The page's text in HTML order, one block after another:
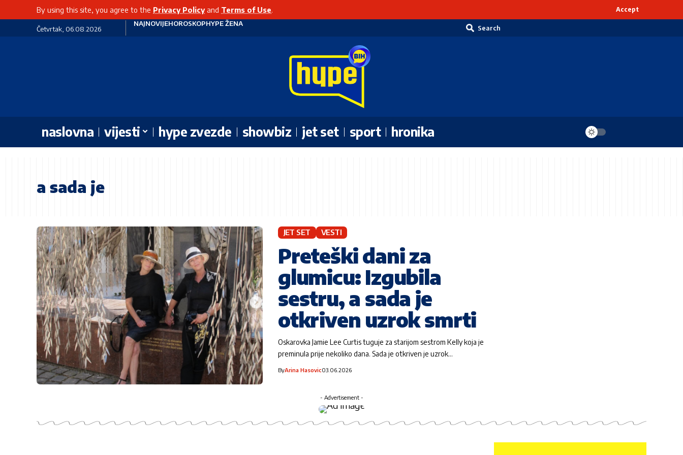
By using this site, you agree to the Privacy Policyand Terms of Use. Accept
Četvrtak, 06.08.2026
NAJNOVIJEHOROSKOPHYPE ŽENA
Search
naslovna vijesti hype zvezde showbiz jet set sport hronika
a sada je
JET SET VESTI
Preteški dani za
glumicu: Izgubila
sestru, a sada je
otkriven uzrok smrti
Oskarovka Jamie Lee Curtis tuguje za starijom sestrom Kelly koja je
preminula prije nekoliko dana. Sada je otkriven je uzrok…
ByArina Hasovic03.06.2026
- Advertisement -